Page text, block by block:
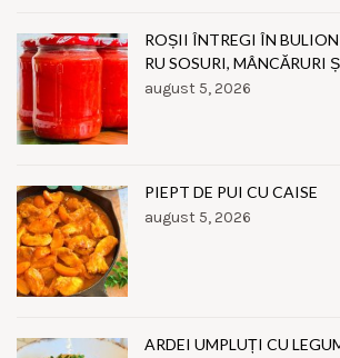
ROȘII ÎNTREGI ÎN
RU SOSURI, MÂNCĂRURI
august 5, 2026
PIEPT DE PUI CU CAISE
august 5, 2026
ARDEI UMPLUȚI CU